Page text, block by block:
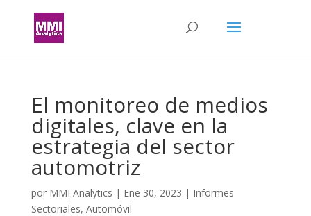
El monitoreo de medios
digitales, clave en la
estrategia del sector
automotriz
por MMI Analytics | Ene 30, 2023 | Informes
Sectoriales, Automóvil